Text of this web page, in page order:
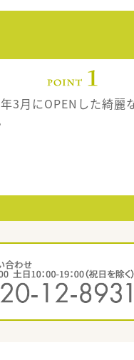
3月にOPENした綺麗